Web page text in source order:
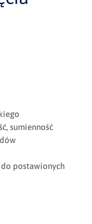
sumienność
postawionych